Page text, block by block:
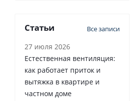
Статьи Все записи
27 июля 2026
Естественная вентиляция:
как работает приток и
вытяжка в квартире и
частном доме